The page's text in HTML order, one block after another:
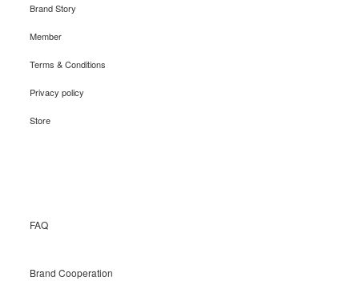
Brand Story
Member
Terms & Conditions
Privacy policy
Store
FAQ
Brand Cooperation